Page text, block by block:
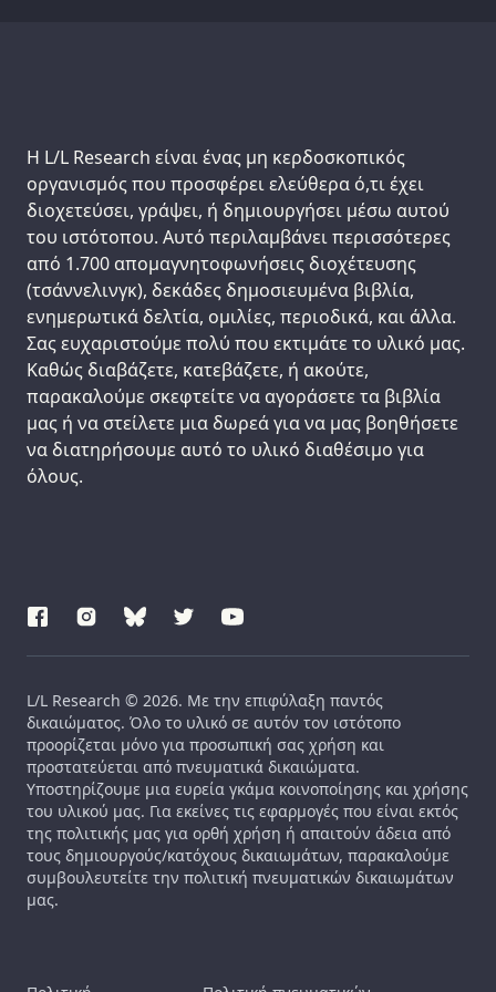
Support us:
Η L/L Research είναι ένας μη κερδοσκοπικός
οργανισμός που προσφέρει ελεύθερα ό,τι έχει
διοχετεύσει, γράψει, ή δημιουργήσει μέσω αυτού
του ιστότοπου. Αυτό περιλαμβάνει περισσότερες
από 1.700 απομαγνητοφωνήσεις διοχέτευσης
(τσάννελινγκ), δεκάδες δημοσιευμένα βιβλία,
ενημερωτικά δελτία, ομιλίες, περιοδικά, και άλλα.
Σας ευχαριστούμε πολύ που εκτιμάτε το υλικό μας.
Καθώς διαβάζετε, κατεβάζετε, ή ακούτε,
παρακαλούμε σκεφτείτε να αγοράσετε τα βιβλία
μας ή να στείλετε μια δωρεά για να μας βοηθήσετε
να διατηρήσουμε αυτό το υλικό διαθέσιμο για
όλους.
L/L Research © 2026. Με την επιφύλαξη παντός
δικαιώματος. Όλο το υλικό σε αυτόν τον ιστότοπο
προορίζεται μόνο για προσωπική σας χρήση και
προστατεύεται από πνευματικά δικαιώματα.
Υποστηρίζουμε μια ευρεία γκάμα κοινοποίησης και χρήσης
του υλικού μας. Για εκείνες τις εφαρμογές που είναι εκτός
της πολιτικής μας για ορθή χρήση ή απαιτούν άδεια από
τους δημιουργούς/κατόχους δικαιωμάτων, παρακαλούμε
συμβουλευτείτε την πολιτική πνευματικών δικαιωμάτων
μας.